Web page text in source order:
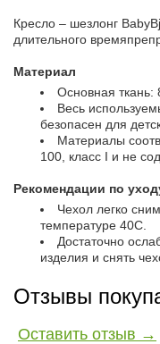
Кресло – шезлонг
длительного
Материал
Основная ткань:
Весь
безопасен для
Материалы
100, класс I и не
Рекомендации по
Чехол легко
температуре 40С.
Достаточно
изделия и снять
Отзывы
Оставить отзыв →